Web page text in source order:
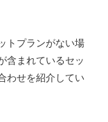
トプランがない場
含まれているセッ
わせを紹介してい